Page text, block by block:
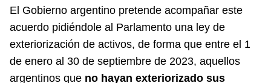
El Gobierno argentino pretende acompañar este
acuerdo pidiéndole al Parlamento una ley de
exteriorización de activos, de forma que entre el 1
de enero al 30 de septiembre de 2023, aquellos
argentinos que no hayan exteriorizado sus